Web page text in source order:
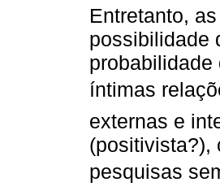
Entretanto,
possibilidade
íntimas
externas e
(positivista?),
pesquisas